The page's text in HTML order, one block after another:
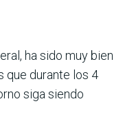
ha sido muy bien
que durante los 4
siga siendo